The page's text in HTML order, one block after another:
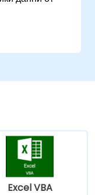
на работен
др.) чрез
Excel VBA